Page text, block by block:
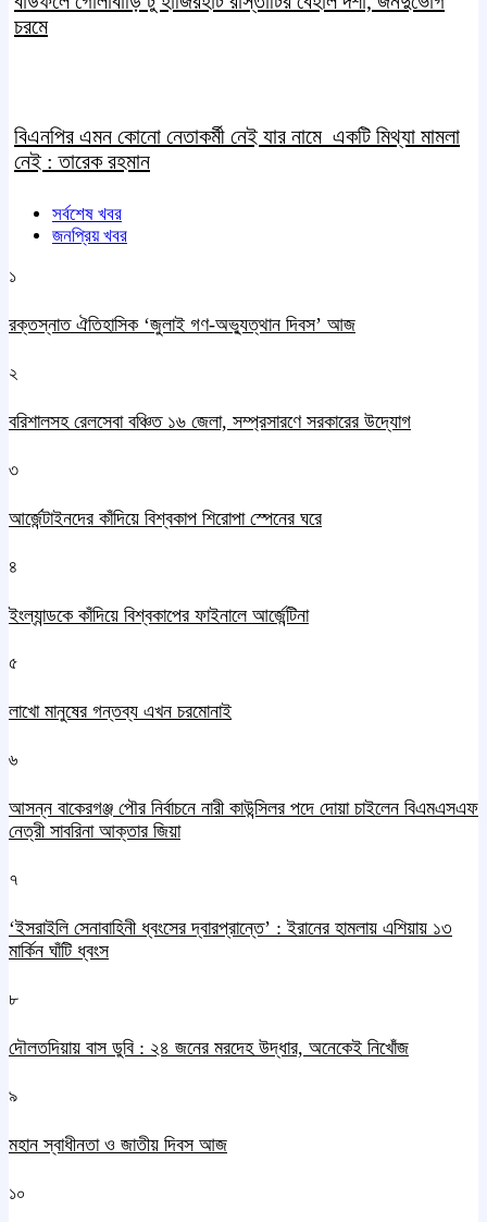
চরমে
বিএনপির এমন কোনো নেতাকর্মী নেই যার নামে একটি মিথ্যা মামলা
নেই : তারেক রহমান
সর্বশেষ খবর
জনপ্রিয় খবর
১
রক্তস্নাত ঐতিহাসিক ‌‘জুলাই গণ-অভ্যুত্থান দিবস’ আজ
২
বরিশালসহ রেলসেবা বঞ্চিত ১৬ জেলা, সম্প্রসারণে সরকারের উদ্যোগ
৩
আর্জেন্টাইনদের কাঁদিয়ে বিশ্বকাপ শিরোপা স্পেনের ঘরে
৪
ইংল্যান্ডকে কাঁদিয়ে বিশ্বকাপের ফাইনালে আর্জেন্টিনা
৫
লাখো মানুষের গন্তব্য এখন চরমোনাই
৬
আসন্ন বাকেরগঞ্জ পৌর নির্বাচনে নারী কাউন্সিলর পদে দোয়া চাইলেন বিএমএসএফ
নেত্রী সাবরিনা আক্তার জিয়া
৭
‘ইসরাইলি সেনাবাহিনী ধ্বংসের দ্বারপ্রান্তে’ : ইরানের হামলায় এশিয়ায় ১৩
মার্কিন ঘাঁটি ধ্বংস
৮
দৌলতদিয়ায় বাস ডুবি : ২৪ জনের মরদেহ উদ্ধার, অনেকেই নিখোঁজ
৯
মহান স্বাধীনতা ও জাতীয় দিবস আজ
১০